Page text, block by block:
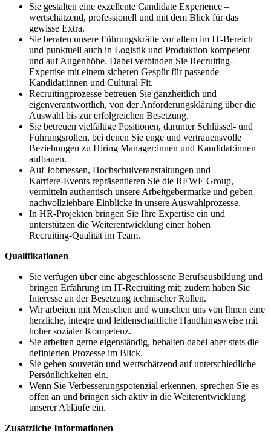
Sie gestalten eine exzellente Candidate Experience –
wertschätzend, professionell und mit dem Blick für das
gewisse Extra.
Sie beraten unsere Führungskräfte vor allem im IT-Bereich
und punktuell auch in Logistik und Produktion kompetent
und auf Augenhöhe. Dabei verbinden Sie Recruiting-
Expertise mit einem sicheren Gespür für passende
Kandidat:innen und Cultural Fit.
Recruitingprozesse betreuen Sie ganzheitlich und
eigenverantwortlich, von der Anforderungsklärung über die
Auswahl bis zur erfolgreichen Besetzung.
Sie betreuen vielfältige Positionen, darunter Schlüssel‑ und
Führungsrollen, bei denen Sie enge und vertrauensvolle
Beziehungen zu Hiring Manager:innen und Kandidat:innen
aufbauen.
Auf Jobmessen, Hochschulveranstaltungen und
Karriere‑Events repräsentieren Sie die REWE Group,
vermitteln authentisch unsere Arbeitgebermarke und geben
nachvollziehbare Einblicke in unsere Auswahlprozesse.
In HR‑Projekten bringen Sie Ihre Expertise ein und
unterstützen die Weiterentwicklung einer hohen
Recruiting‑Qualität im Team.
Qualifikationen
Sie verfügen über eine abgeschlossene Berufsausbildung und
bringen Erfahrung im IT-Recruiting mit; zudem haben Sie
Interesse an der Besetzung technischer Rollen.
Wir arbeiten mit Menschen und wünschen uns von Ihnen eine
herzliche, integre und leidenschaftliche Handlungsweise mit
hoher sozialer Kompetenz.
Sie arbeiten gerne eigenständig, behalten dabei aber stets die
definierten Prozesse im Blick.
Sie gehen souverän und wertschätzend auf unterschiedliche
Persönlichkeiten ein.
Wenn Sie Verbesserungspotenzial erkennen, sprechen Sie es
offen an und bringen sich aktiv in die Weiterentwicklung
unserer Abläufe ein.
Zusätzliche Informationen